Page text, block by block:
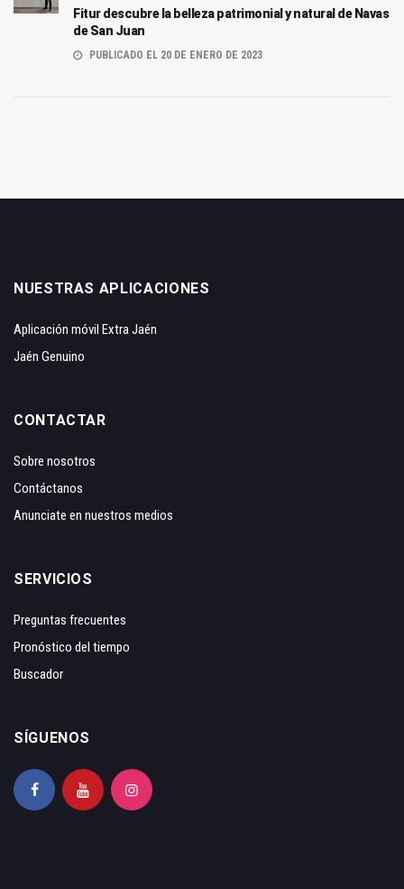
Fitur descubre la belleza patrimonial y natural de Navas
de San Juan
PUBLICADO EL 20 DE ENERO DE 2023
NUESTRAS APLICACIONES
Aplicación móvil Extra Jaén
Jaén Genuino
CONTACTAR
Sobre nosotros
Contáctanos
Anunciate en nuestros medios
SERVICIOS
Preguntas frecuentes
Pronóstico del tiempo
Buscador
SÍGUENOS